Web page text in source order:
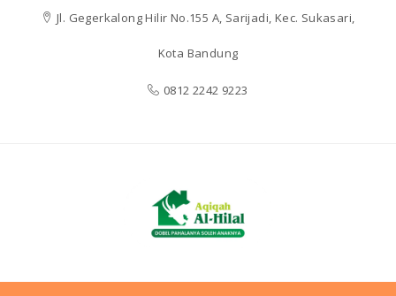
Jl. Gegerkalong Hilir No.155 A, Sarijadi, Kec. Sukasari,
Kota Bandung
0812 2242 9223